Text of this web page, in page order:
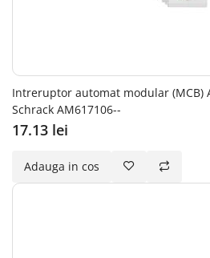
Intreruptor automat modular (MCB)
Schrack AM617106--
17.13 lei
Adauga in cos